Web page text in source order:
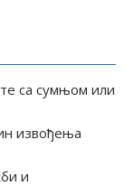
са сумњом или
извођења
и